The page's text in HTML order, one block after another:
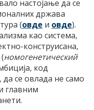
настојање да се
држава
(овде и овде).
као система,
конструисана,
номогенетический
код
да се овлада не само
главним